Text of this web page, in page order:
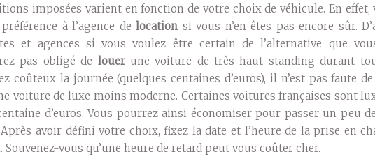
imposées varient en fonction de votre choix de véhicule. En effet,
à l’agence de location si vous n’en êtes pas encore sûr.
et agences si vous voulez être certain de l’alternative que
pas obligé de louer une voiture de très haut standing durant
coûteux la journée (quelques centaines d’euros), il n’est pas faute
voiture de luxe moins moderne. Certaines voitures françaises sont
d’euros. Vous pourrez ainsi économiser pour passer un peu
avoir défini votre choix, fixez la date et l’heure de la prise en
vous qu’une heure de retard peut vous coûter cher.